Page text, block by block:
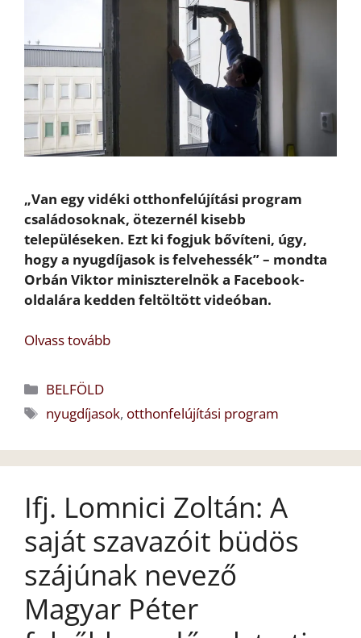
„Van egy vidéki otthonfelújítási program
családosoknak, ötezernél kisebb
településeken. Ezt ki fogjuk bővíteni, úgy,
hogy a nyugdíjasok is felvehessék” – mondta
Orbán Viktor miniszterelnök a Facebook-
oldalára kedden feltöltött videóban.
Olvass tovább
Kategória
BELFÖLD
Címkék
nyugdíjasok, otthonfelújítási program
Ifj. Lomnici Zoltán: A
saját szavazóit büdös
szájúnak nevező
Magyar Péter